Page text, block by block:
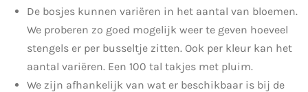
De bosjes kunnen variëren in het aantal van bloemen.
We proberen zo goed mogelijk weer te geven hoeveel
stengels er per busseltje zitten. Ook per kleur kan het
aantal variëren. Een 100 tal takjes met pluim.
We zijn afhankelijk van wat er beschikbaar is bij de